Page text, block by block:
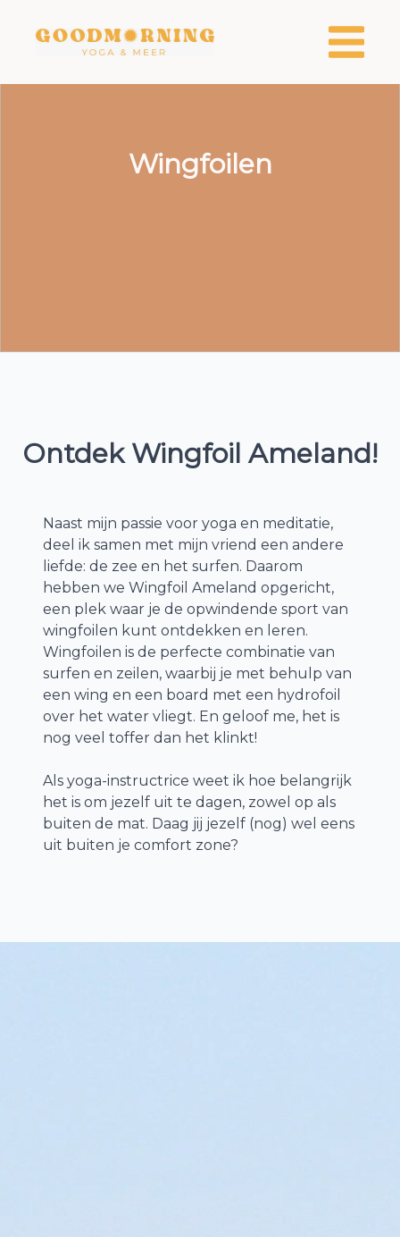
Wingfoilen
Ontdek Wingfoil Ameland!
Naast mijn passie voor yoga en meditatie,
deel ik samen met mijn vriend een andere
liefde: de zee en het surfen. Daarom
hebben we Wingfoil Ameland opgericht,
een plek waar je de opwindende sport van
wingfoilen kunt ontdekken en leren.
Wingfoilen is de perfecte combinatie van
surfen en zeilen, waarbij je met behulp van
een wing en een board met een hydrofoil
over het water vliegt. En geloof me, het is
nog veel toffer dan het klinkt!
Als yoga-instructrice weet ik hoe belangrijk
het is om jezelf uit te dagen, zowel op als
buiten de mat. Daag jij jezelf (nog) wel eens
uit buiten je comfort zone?